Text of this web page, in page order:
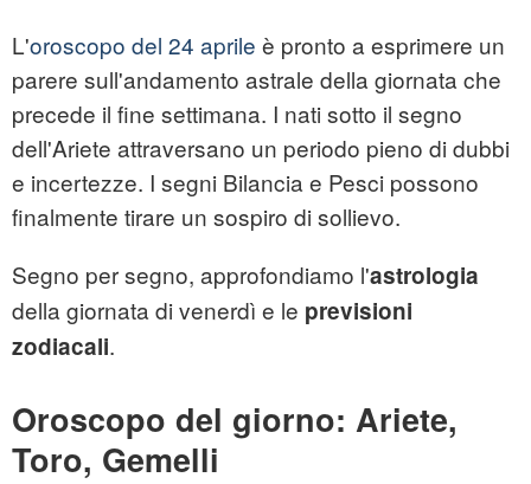
L'oroscopo del 24 aprile è pronto a esprimere un
parere sull'andamento astrale della giornata che
precede il fine settimana. I nati sotto il segno
dell'Ariete attraversano un periodo pieno di dubbi
e incertezze. I segni Bilancia e Pesci possono
finalmente tirare un sospiro di sollievo.
Segno per segno, approfondiamo l'astrologia
della giornata di venerdì e le previsioni
zodiacali.
Oroscopo del giorno: Ariete,
Toro, Gemelli